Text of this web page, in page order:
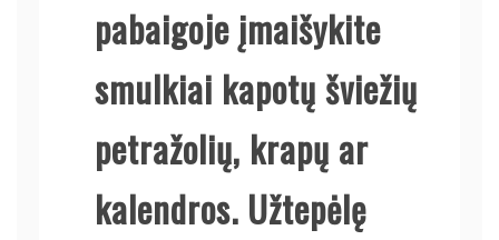
pabaigoje įmaišykite
smulkiai kapotų šviežių
petražolių, krapų ar
kalendros. Užtepėlę